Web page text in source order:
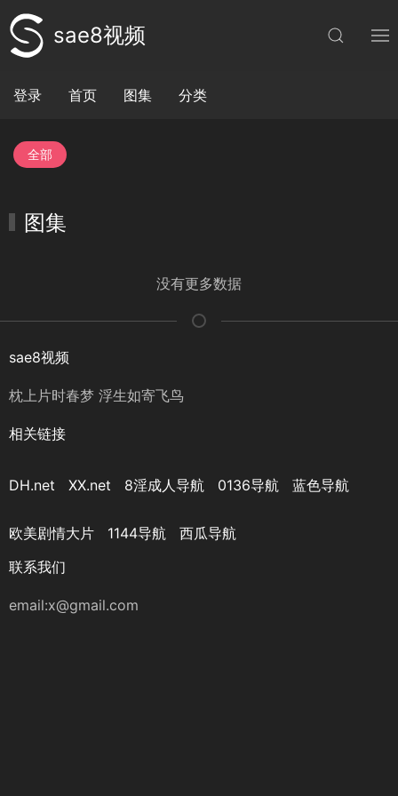
sae8视频
登录 首页 图集 分类
全部
图集
没有更多数据
sae8视频
枕上片时春梦 浮生如寄飞鸟
相关链接
DH.net XX.net 8淫成人导航 0136导航 蓝色导航
欧美剧情大片 1144导航
西瓜导航
联系我们
email:x@gmail.com